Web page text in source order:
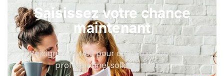
Saisissez votre chance
maintenant
Rejoignez CMA13 pour construire un avenir
professionnel solide et réussi.